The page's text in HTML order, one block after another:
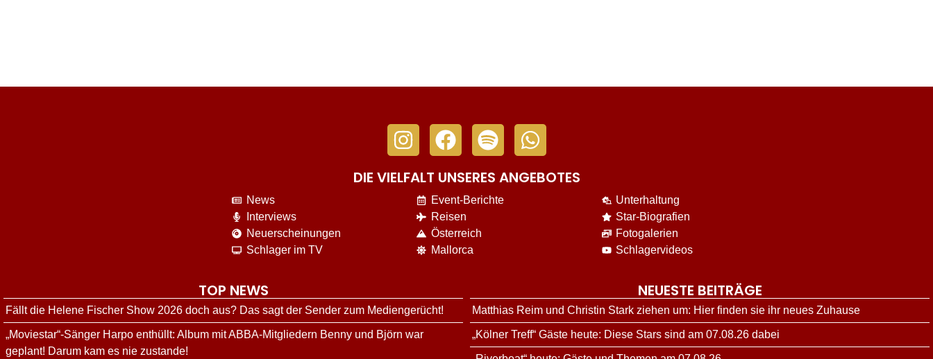
DIE VIELFALT UNSERES ANGEBOTES
News
Interviews
Neuerscheinungen
Schlager im TV
Event-Berichte
Reisen
Österreich
Mallorca
Unterhaltung
Star-Biografien
Fotogalerien
Schlagervideos
TOP NEWS
Fällt die Helene Fischer Show 2026 doch aus? Das sagt der Sender zum Mediengerücht!
„Moviestar“-Sänger Harpo enthüllt: Album mit ABBA-Mitgliedern Benny und Björn war
geplant! Darum kam es nie zustande!
NEUESTE BEITRÄGE
Matthias Reim und Christin Stark ziehen um: Hier finden sie ihr neues Zuhause
„Kölner Treff“ Gäste heute: Diese Stars sind am 07.08.26 dabei